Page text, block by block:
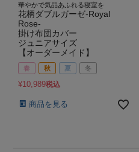
華やかで気品あふれる寝室を
花柄ダブルガーゼ-Royal
Rose-
掛け布団カバー
ジュニアサイズ
【オーダーメイド】
春 秋 夏 冬
¥10,989税込
商品を見る